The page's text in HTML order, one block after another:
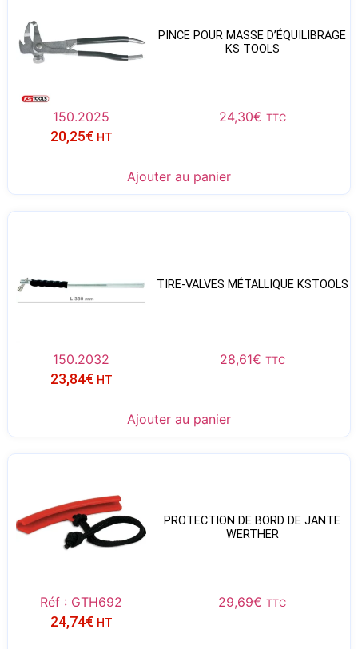
PINCE POUR MASSE D’ÉQUILIBRAGE
KS TOOLS
150.2025 24,30€ TTC
20,25€ HT
Ajouter au panier
TIRE-VALVES MÉTALLIQUE KSTOOLS
150.2032 28,61€ TTC
23,84€ HT
Ajouter au panier
PROTECTION DE BORD DE JANTE
WERTHER
Réf : GTH692 29,69€ TTC
24,74€ HT